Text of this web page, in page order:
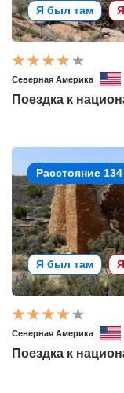
Я был там
Северная Америка
Поездка к
Расстояние
Я был там
Северная Америка
Поездка к